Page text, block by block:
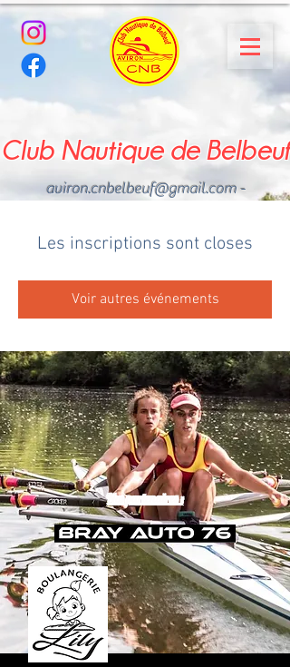
Club Nautique de Belbeuf
aviron.cnbelbeuf@gmail.com-
Les inscriptions sont closes
Voir autres événements
Nos partenaires :